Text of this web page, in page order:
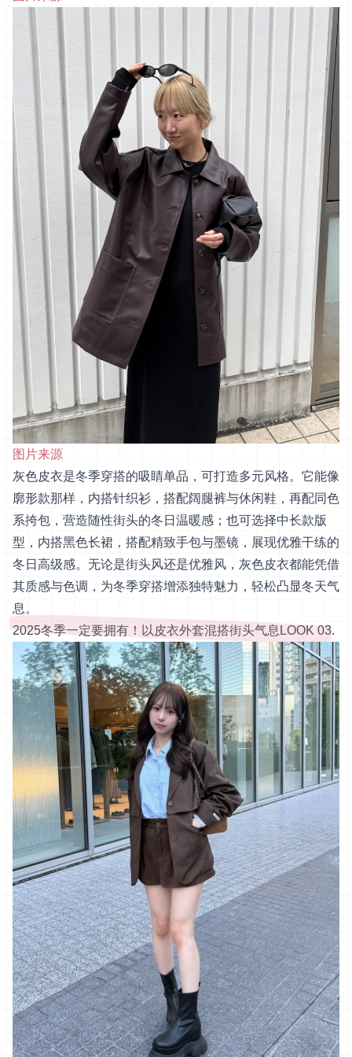
图片来源
灰色皮衣是冬季穿搭的吸睛单品，可打造多元风格。它能像
廓形款那样，内搭针织衫，搭配阔腿裤与休闲鞋，再配同色
系挎包，营造随性街头的冬日温暖感；也可选择中长款版
型，内搭黑色长裙，搭配精致手包与墨镜，展现优雅干练的
冬日高级感。无论是街头风还是优雅风，灰色皮衣都能凭借
其质感与色调，为冬季穿搭增添独特魅力，轻松凸显冬天气
息。
2025冬季一定要拥有！以皮衣外套混搭街头气息LOOK 03.